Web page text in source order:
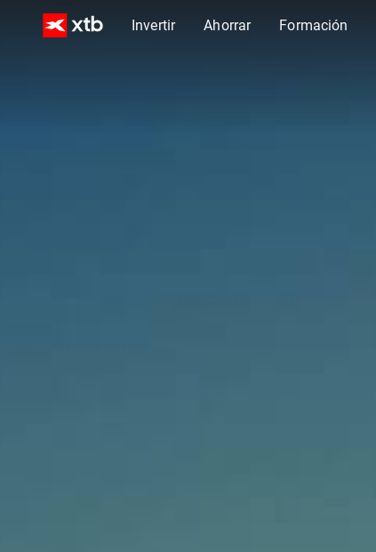
Invertir Ahorrar Formación